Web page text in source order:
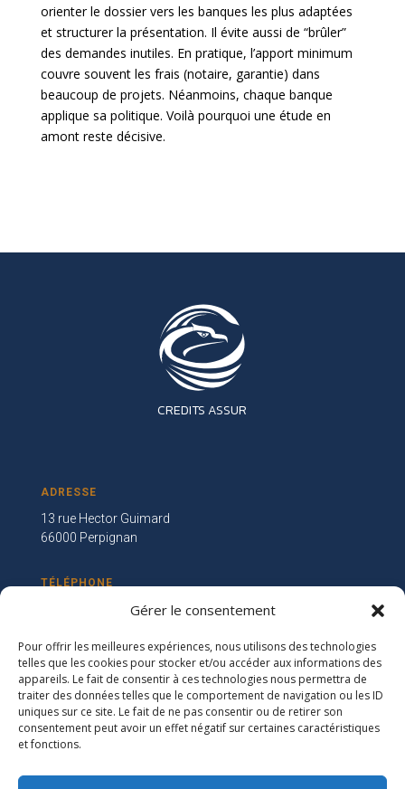
Gérer le consentement
Pour offrir les meilleures expériences, nous utilisons des technologies
telles que les cookies pour stocker et/ou accéder aux informations des
appareils. Le fait de consentir à ces technologies nous permettra de
traiter des données telles que le comportement de navigation ou les ID
uniques sur ce site. Le fait de ne pas consentir ou de retirer son
consentement peut avoir un effet négatif sur certaines caractéristiques
et fonctions.
orienter le dossier vers les banques les plus adaptées
et structurer la présentation. Il évite aussi de “brûler”
des demandes inutiles. En pratique, l’apport minimum
couvre souvent les frais (notaire, garantie) dans
beaucoup de projets. Néanmoins, chaque banque
applique sa politique. Voilà pourquoi une étude en
amont reste décisive.
CREDITS ASSUR
ADRESSE
13 rue Hector Guimard
66000 Perpignan
TÉLÉPHONE
EMAIL
contact@credits-assur.fr
Mentions légales
Politique de confidentialité